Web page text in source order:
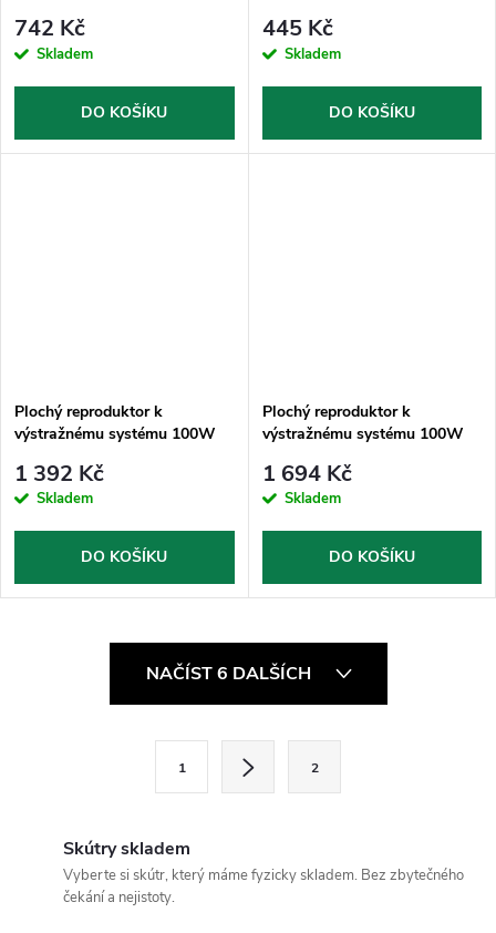
742 Kč
Skladem
DO KOŠÍKU
445 Kč
Skladem
DO KOŠÍKU
Plochý reproduktor k
výstražnému systému 100W
1 392 Kč
Skladem
DO KOŠÍKU
Plochý reproduktor k
výstražnému systému 100W
1 694 Kč
Skladem
DO KOŠÍKU
NAČÍST 6 DALŠÍCH
1 2
Skútry skladem
Vyberte si skútr, který máme fyzicky skladem. Bez zbytečného
čekání a nejistoty.